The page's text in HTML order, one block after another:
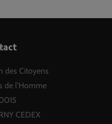
des Citoyens
de l'Homme
CEDEX